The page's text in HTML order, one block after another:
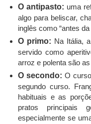
O antipasto: uma
algo para beliscar,
inglês como “antes da
O primo: Na Itália,
servido como
arroz e polenta são
O secondo: O
segundo curso.
habituais e as
pratos principais
especialmente se